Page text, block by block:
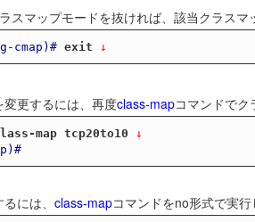
スマップモードを抜ければ、該当クラス
cmap)# exit ↓
更するには、再度class-mapコマンドで
map tcp20to10 ↓
には、 class-mapコマンドをno形式で実